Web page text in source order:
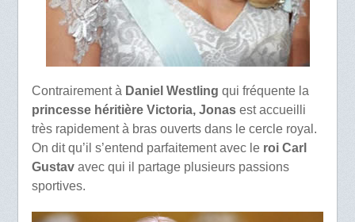
Contrairement à Daniel Westling qui fréquente la
princesse héritière Victoria, Jonasest accueilli
très rapidement à bras ouverts dans le cercle royal.
On dit qu’il s’entend parfaitement avec le roi Carl
Gustavavec qui il partage plusieurs passions
sportives.